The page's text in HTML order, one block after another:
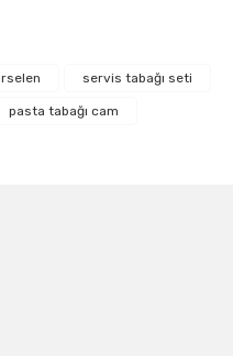
servis tabağı seti
pasta tabağı cam